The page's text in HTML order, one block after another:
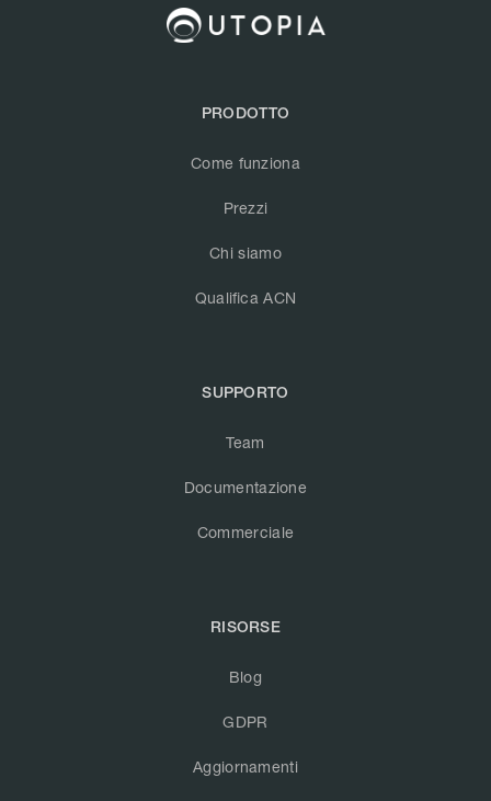
PRODOTTO
Come funziona
Prezzi
Chi siamo
Qualifica ACN
SUPPORTO
Team
Documentazione
Commerciale
RISORSE
Blog
GDPR
Aggiornamenti